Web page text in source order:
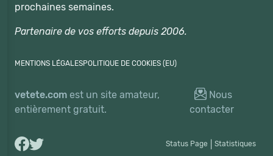
prochaines semaines.
Partenaire de vos efforts depuis 2006.
MENTIONS LÉGALESPOLITIQUE DE COOKIES (EU)
vetete.com est un site amateur,
entièrement gratuit.
Nous
contacter
Status Page Statistiques